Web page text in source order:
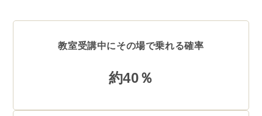
教室受講中にその場で乗れる確率
約40％